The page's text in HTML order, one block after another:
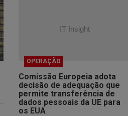
OPERAÇÃO
Comissão Europeia adota
decisão de adequação que
permite transferência de
dados pessoais da UE para
os EUA